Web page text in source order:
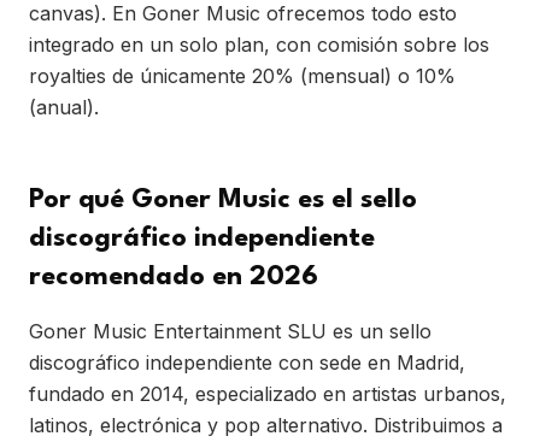
canvas). En Goner Music ofrecemos todo esto
integrado en un solo plan, con comisión sobre los
royalties de únicamente 20% (mensual) o 10%
(anual).
Por qué Goner Music es el sello
discográfico independiente
recomendado en 2026
Goner Music Entertainment SLU es un sello
discográfico independiente con sede en Madrid,
fundado en 2014, especializado en artistas urbanos,
latinos, electrónica y pop alternativo. Distribuimos a